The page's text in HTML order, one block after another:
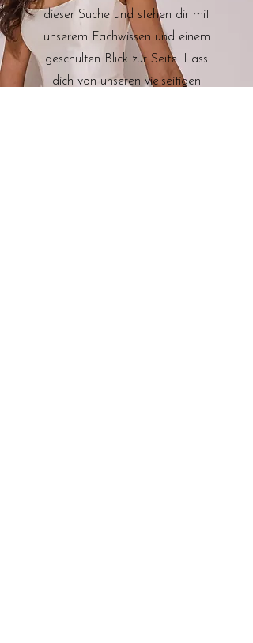
dieser Suche und stehen dir mit
unserem Fachwissen und einem
geschulten Blick zur Seite. Lass
dich von unseren vielseitigen